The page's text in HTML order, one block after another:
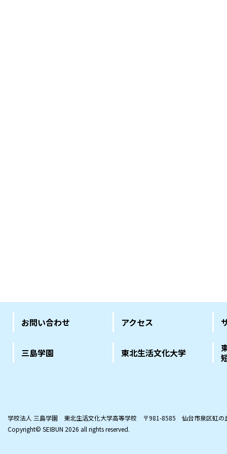
お問い合わせ アクセス
三島学園 東北生活文化大学
学校法人 三島学園 東北生活文化大学高等学校 〒981-8585 仙台市泉区虹の
Copyright© SEIBUN 2026 all rights reserved.